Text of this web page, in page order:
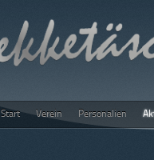
Start Verein Personalien